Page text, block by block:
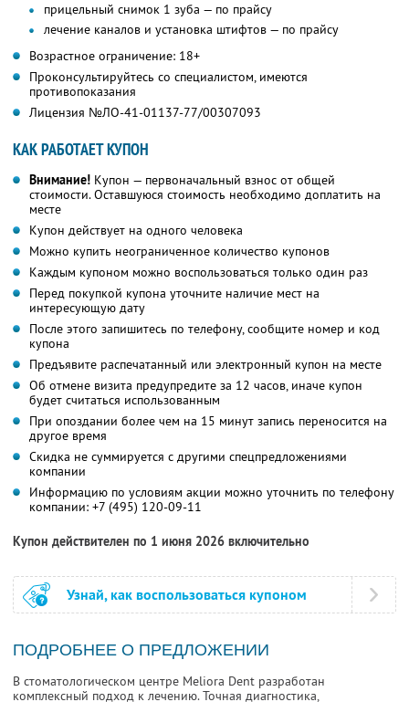
прицельный снимок 1 зуба — по прайсу
лечение каналов и установка штифтов — по прайсу
Возрастное ограничение: 18+
Проконсультируйтесь со специалистом, имеются
противопоказания
Лицензия №ЛО-41-01137-77/00307093
КАК РАБОТАЕТ КУПОН
Внимание! Купон — первоначальный взнос от общей
стоимости. Оставшуюся стоимость необходимо доплатить на
месте
Купон действует на одного человека
Можно купить неограниченное количество купонов
Каждым купоном можно воспользоваться только один раз
Перед покупкой купона уточните наличие мест на
интересующую дату
После этого запишитесь по телефону, сообщите номер и код
купона
Предъявите распечатанный или электронный купон на месте
Об отмене визита предупредите за 12 часов, иначе купон
будет считаться использованным
При опоздании более чем на 15 минут запись переносится на
другое время
Скидка не суммируется с другими спецпредложениями
компании
Информацию по условиям акции можно уточнить по телефону
компании: +7 (495) 120-09-11
Купон действителен по 1 июня 2026 включительно
Узнай, как воспользоваться купоном
ПОДРОБНЕЕ О ПРЕДЛОЖЕНИИ
В стоматологическом центре Meliora Dent разработан
комплексный подход к лечению. Точная диагностика,